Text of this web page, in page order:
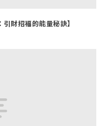
財招福的能量秘訣】